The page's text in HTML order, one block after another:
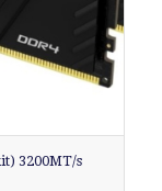
3200MT/s